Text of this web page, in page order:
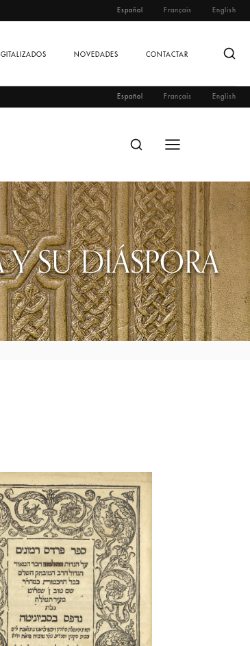
Español Français English
NOVEDADES CONTACTAR
Español Français English
SU DIÁSPORA